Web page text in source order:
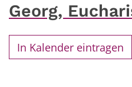
Georg,
In Kalender eintragen